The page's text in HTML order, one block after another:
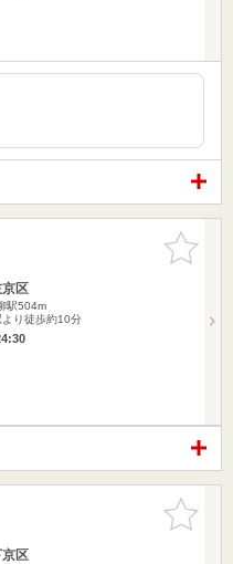
お気に入
りに追加
区
駅504m
り徒歩約10分
お気に入
りに追加
区